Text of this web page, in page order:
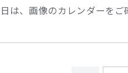
日は、画像のカレンダーを